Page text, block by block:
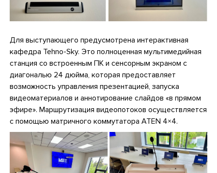
Для выступающего предусмотрена интерактивная
кафедра Tehno-Sky. Это полноценная мультимедийная
станция со встроенным ПК и сенсорным экраном с
диагональю 24 дюйма, которая предоставляет
возможность управления презентацией, запуска
видеоматериалов и аннотирование слайдов «в прямом
эфире». Маршрутизация видеопотоков осуществляется
с помощью матричного коммутатора ATEN 4×4.